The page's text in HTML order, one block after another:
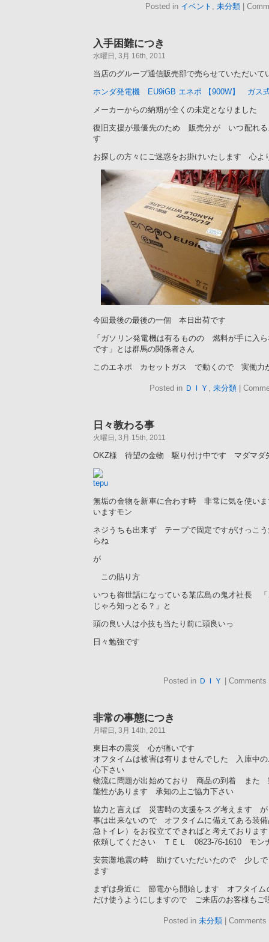
Posted in イベント , 未分類
入手困難につき
水曜日, 3月 16th, 2011
当店のグループ通信販売部で売らせていただいて
ホンダ発電機 EU9iGB エネポ 【900W】 ガ
メーカーからの納期が全くの未定となりました
復旧支援が最優先のため 販売分が いつ配れる
す
お探しの方々にご迷惑をお掛けいたします 心よ
今回最後の最後の一個 本日出荷です
「ガソリン発電機は有るものの 燃料が手に入
です」とは群馬の関係者さん
このエネポ カセットガス で動くので 実働
Posted in ＤＩＹ , 未分類|
日々教わる事
火曜日, 3月 15th, 2011
OKZ様 待望の金物 駆り付け中です マダマダ
無垢の金物を新車に合わす時 非常に気を使い
いますモン
ネジうちも出来ず テープで固定ですがけっこ
らね
が
この貼り方
いつも御世話になっている某広島の鬼才社長
じゃろ知っとる？」と
頭の良い人は小技も当たり前に頭良いっ
日々勉強です
Posted in ＤＩＹ Comments
非常の事態につき
月曜日, 3月 14th, 2011
東日本の震災 心が痛いです
オフタイムは被害は有りませんでした 入庫中
心下さい
物流に問題が出始めており 商品の到着 また
能性があります 承知の上ご協力下さい
協力と言えば 災害時の支援をスグ考えます
事は出来ないので オフタイムに備えてある装
急トイレ）をお役立てできればと考えており
依頼してください ＴＥＬ 0823-76-1610 モン
安芸灘地震の時 助けていただいたので 少しで
ます
まずは身近に 節電から開始します オフタイ
だけ使うようにしますので ご来店のお客様もご
Posted in 未分類 Comments